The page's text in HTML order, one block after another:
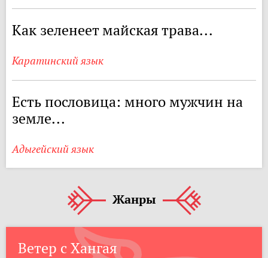
Как зеленеет майская трава...
Каратинский язык
Есть пословица: много мужчин на
земле...
Адыгейский язык
Жанры
Ветер с Хангая